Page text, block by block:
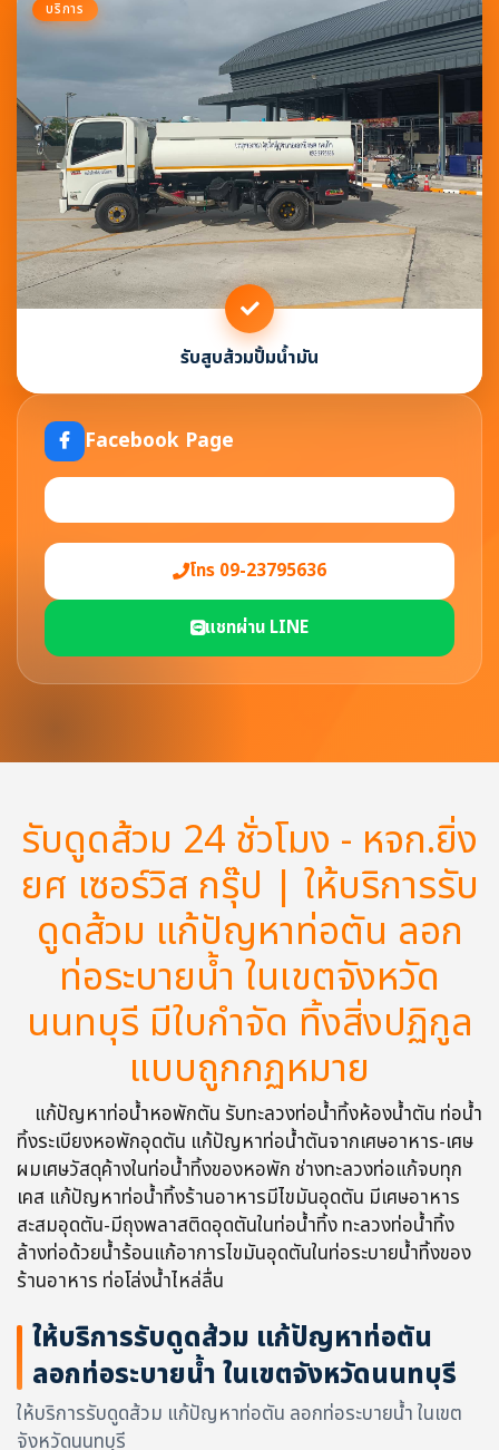
บริการ
รับสูบส้วมปั้มน้ำมัน
Facebook Page
โทร 09-23795636
แชทผ่าน LINE
รับดูดส้วม 24 ชั่วโมง - หจก.ยิ่ง
ยศ เซอร์วิส กรุ๊ป | ให้บริการรับ
ดูดส้วม แก้ปัญหาท่อตัน ลอก
ท่อระบายน้ำ ในเขตจังหวัด
นนทบุรี มีใบกำจัด ทิ้งสิ่งปฏิกูล
แบบถูกกฏหมาย
แก้ปัญหาท่อน้ำหอพักตัน รับทะลวงท่อน้ำทิ้งห้องน้ำตัน ท่อน้ำ
ทิ้งระเบียงหอพักอุดตัน แก้ปัญหาท่อน้ำตันจากเศษอาหาร-เศษ
ผมเศษวัสดุค้างในท่อน้ำทิ้งของหอพัก ช่างทะลวงท่อแก้จบทุก
เคส แก้ปัญหาท่อน้ำทิ้งร้านอาหารมีไขมันอุดตัน มีเศษอาหาร
สะสมอุดตัน-มีถุงพลาสติดอุดตันในท่อน้ำทิ้ง ทะลวงท่อน้ำทิ้ง
ล้างท่อด้วยน้ำร้อนแก้อาการไขมันอุดตันในท่อระบายน้ำทิ้งของ
ร้านอาหาร ท่อโล่งน้ำไหล่ลื่น
ให้บริการรับดูดส้วม แก้ปัญหาท่อตัน
ลอกท่อระบายน้ำ ในเขตจังหวัดนนทบุรี
ให้บริการรับดูดส้วม แก้ปัญหาท่อตัน ลอกท่อระบายน้ำ ในเขต
จังหวัดนนทบุรี